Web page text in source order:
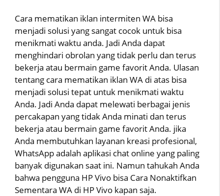
Cara mematikan iklan intermiten WA bisa
menjadi solusi yang sangat cocok untuk bisa
menikmati waktu anda. Jadi Anda dapat
menghindari obrolan yang tidak perlu dan terus
bekerja atau bermain game favorit Anda. Ulasan
tentang cara mematikan iklan WA di atas bisa
menjadi solusi tepat untuk menikmati waktu
Anda. Jadi Anda dapat melewati berbagai jenis
percakapan yang tidak Anda minati dan terus
bekerja atau bermain game favorit Anda. jika
Anda membutuhkan layanan kreasi profesional,
WhatsApp adalah aplikasi chat online yang paling
banyak digunakan saat ini. Namun tahukah Anda
bahwa pengguna HP Vivo bisa Cara Nonaktifkan
Sementara WA di HP Vivo kapan saja.